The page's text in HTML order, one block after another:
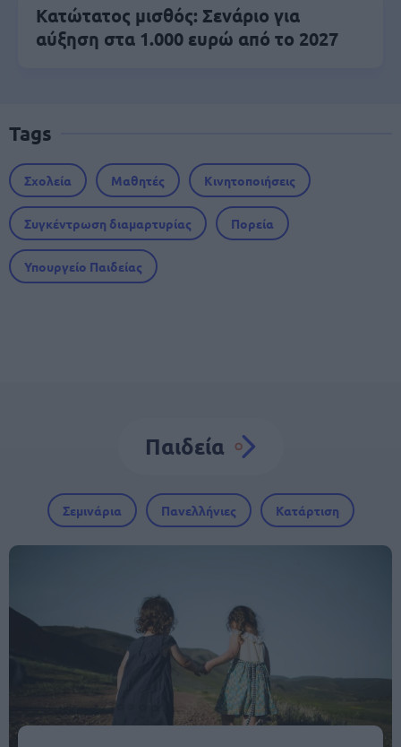
Κατώτατος μισθός: Σενάριο για
αύξηση στα 1.000 ευρώ από το 2027
Tags
Σχολεία Μαθητές Κινητοποιήσεις
Συγκέντρωση διαμαρτυρίας Πορεία
Υπουργείο Παιδείας
Παιδεία
Σεμινάρια Πανελλήνιες Κατάρτιση